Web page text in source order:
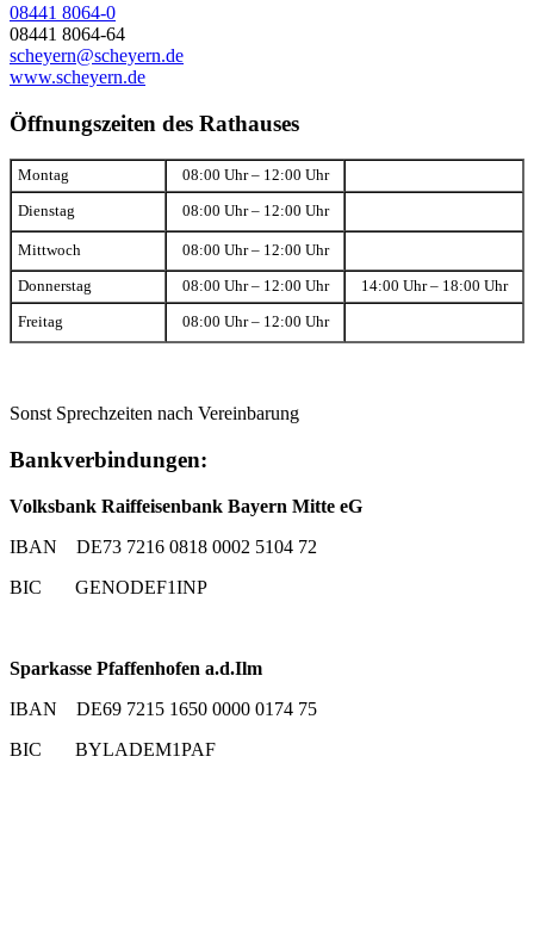
08441 8064-0
08441 8064-64
scheyern@scheyern.de
www.scheyern.de
Öffnungszeiten des Rathauses
Montag 08:00 Uhr – 12:00 Uhr
Dienstag 08:00 Uhr – 12:00 Uhr
Mittwoch 08:00 Uhr – 12:00 Uhr
Donnerstag 08:00 Uhr – 12:00 Uhr 14:00 Uhr – 18:00 Uhr
Freitag 08:00 Uhr – 12:00 Uhr
Sonst Sprechzeiten nach Vereinbarung
Bankverbindungen:
Volksbank Raiffeisenbank Bayern Mitte eG
IBAN DE73 7216 0818 0002 5104 72
BIC GENODEF1INP
Sparkasse Pfaffenhofen a.d.Ilm
IBAN DE69 7215 1650 0000 0174 75
BIC BYLADEM1PAF